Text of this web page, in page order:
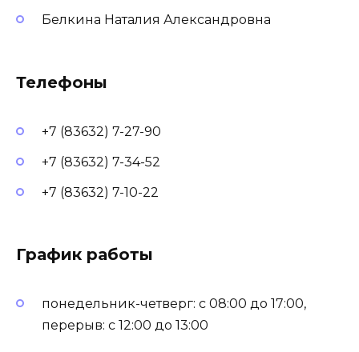
Белкина Наталия Александровна
Телефоны
+7 (83632) 7-27-90
+7 (83632) 7-34-52
+7 (83632) 7-10-22
График работы
понедельник-четверг: с 08:00 до 17:00,
перерыв: с 12:00 до 13:00